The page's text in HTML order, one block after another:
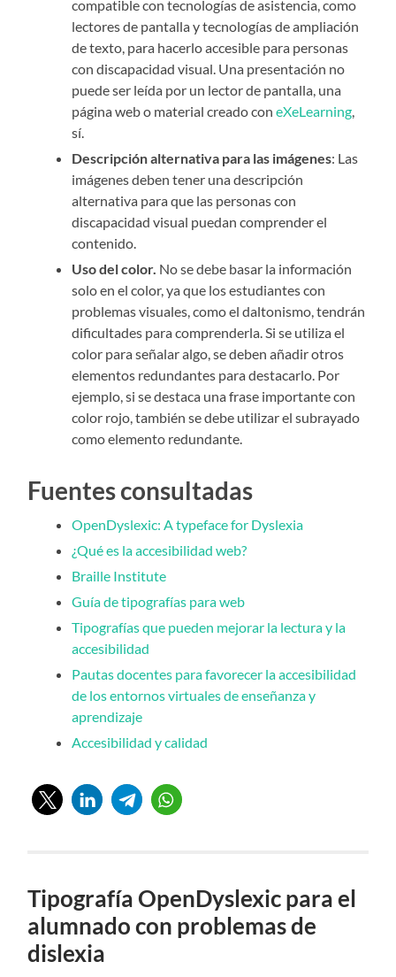
compatible con tecnologías de asistencia, como
lectores de pantalla y tecnologías de ampliación
de texto, para hacerlo accesible para personas
con discapacidad visual. Una presentación no
puede ser leída por un lector de pantalla, una
página web o material creado coneXeLearning,
sí.
Descripción alternativa para las imágenes: Las
imágenes deben tener una descripción
alternativa para que las personas con
discapacidad visual puedan comprender el
contenido.
Uso del color. No se debe basar la información
solo en el color, ya que los estudiantes con
problemas visuales, como el daltonismo, tendrán
dificultades para comprenderla. Si se utiliza el
color para señalar algo, se deben añadir otros
elementos redundantes para destacarlo. Por
ejemplo, si se destaca una frase importante con
color rojo, también se debe utilizar el subrayado
como elemento redundante.
Fuentes consultadas
OpenDyslexic: A typeface for Dyslexia
¿Qué es la accesibilidad web?
Braille Institute
Guía de tipografías para web
Tipografías que pueden mejorar la lectura y la
accesibilidad
Pautas docentes para favorecer la accesibilidad
de los entornos virtuales de enseñanza y
aprendizaje
Accesibilidad y calidad
Tipografía OpenDyslexic para el
alumnado con problemas de
dislexia